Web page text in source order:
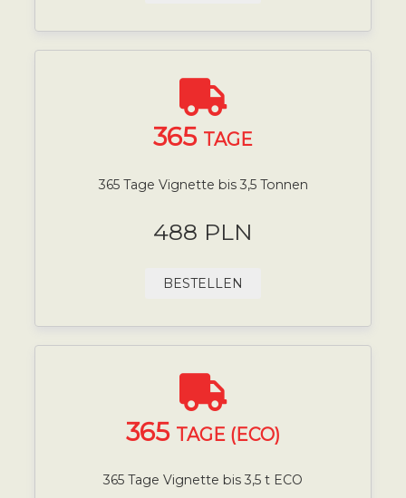
365 TAGE
365 Tage Vignette bis 3,5 Tonnen
488 PLN
BESTELLEN
365 TAGE (ECO)
365 Tage Vignette bis 3,5 t ECO